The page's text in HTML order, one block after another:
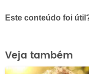
Este conteúdo foi
Este conteúdo
Este conteúdo não
Veja também